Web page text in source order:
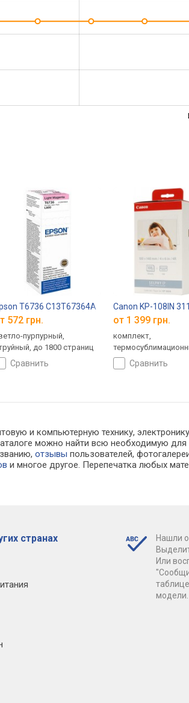
T6736 C13T67364A
572 грн.
пурпурный,
до 1800 страниц
сравнить
Canon KP-108IN
от 1 399 грн.
комплект,
108 страниц
сравнить
и компьютерную технику,
можно найти всю необходимую
отзывы пользователей,
и многое другое. Перепечатка любых
странах
Нашли
Или
модели.